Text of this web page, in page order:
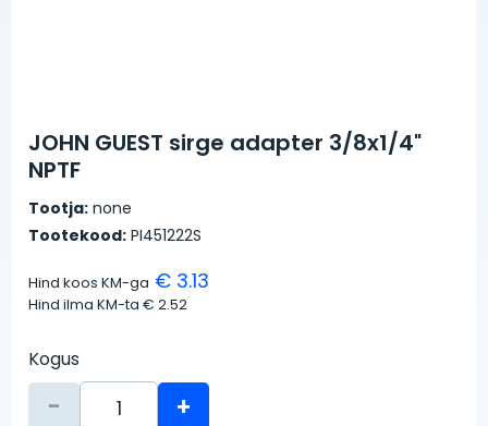
JOHN GUEST sirge adapter 3/8x1/4"
NPTF
Tootja: none
Tootekood: PI451222S
Hind koos KM-ga € 3.13
Hind ilma KM-ta€ 2.52
Kogus
- +